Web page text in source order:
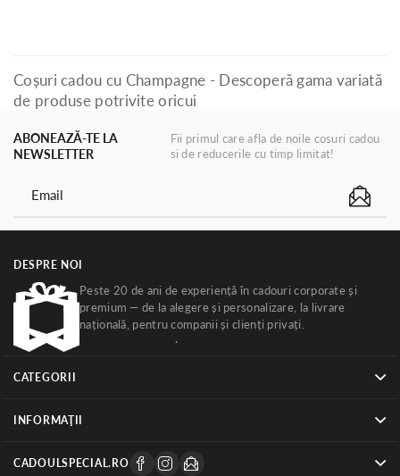
Coșuri cadou cu Champagne - Descoperă gama variată
de produse potrivite oricui
ABONEAZĂ-TE LA
NEWSLETTER
Fii primul care afla de noile cosuri cadou
si de reducerile cu timp limitat!
DESPRE NOI
Peste 20 de ani de experiență în cadouri corporate și
premium — de la alegere și personalizare, la livrare
națională, pentru companii și clienți privați.
·
CATEGORII
INFORMAŢII
CADOULSPECIAL.RO